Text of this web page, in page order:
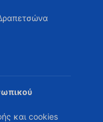
και cookies